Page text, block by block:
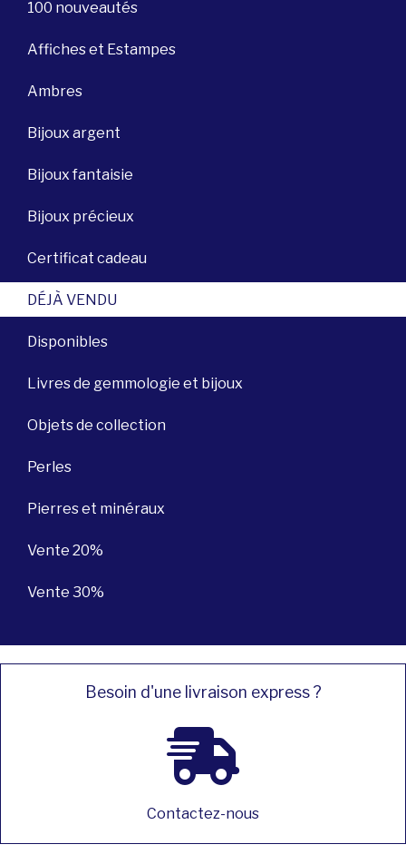
100 nouveautés
Affiches et Estampes
Ambres
Bijoux argent
Bijoux fantaisie
Bijoux précieux
Certificat cadeau
DÉJÀ VENDU
Disponibles
Livres de gemmologie et bijoux
Objets de collection
Perles
Pierres et minéraux
Vente 20%
Vente 30%
Besoin d'une livraison express ?
Contactez-nous